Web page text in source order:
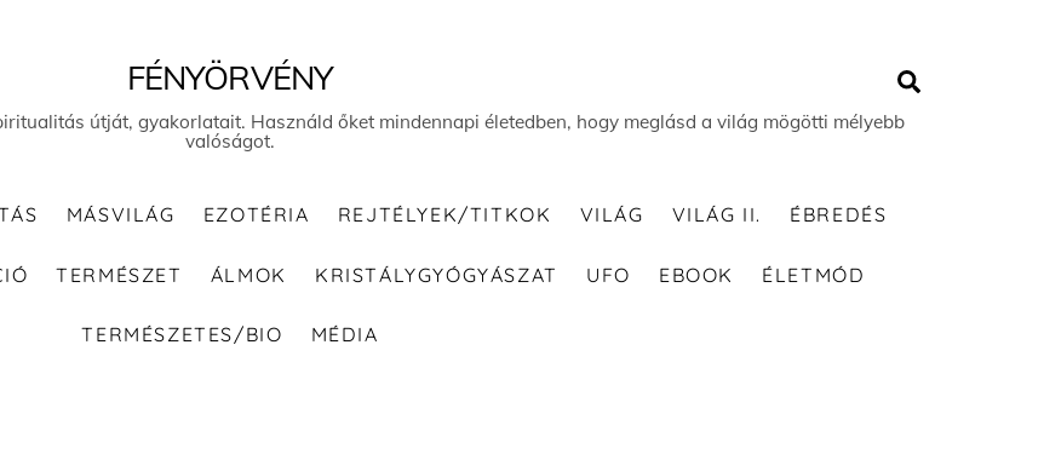
FÉNYÖRVÉNY
útját, gyakorlatait. Használd őket mindennapi életedben, hogy meglásd a világ mögötti mélyebb
valóságot.
MÁSVILÁG EZOTÉRIA REJTÉLYEK/TITKOK VILÁG VILÁG II. ÉBREDÉS
TERMÉSZET ÁLMOK KRISTÁLYGYÓGYÁSZAT UFO EBOOK ÉLETMÓD
TERMÉSZETES/BIO MÉDIA